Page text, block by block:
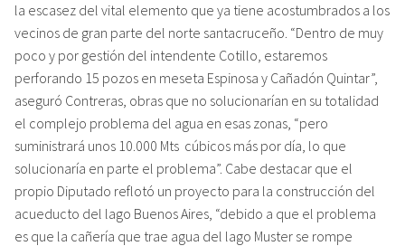
la escasez del vital elemento que ya tiene acostumbrados a los
vecinos de gran parte del norte santacruceño. “Dentro de muy
poco y por gestión del intendente Cotillo, estaremos
perforando 15 pozos en meseta Espinosa y Cañadón Quintar”,
aseguró Contreras, obras que no solucionarían en su totalidad
el complejo problema del agua en esas zonas, “pero
suministrará unos 10.000 Mts cúbicos más por día, lo que
solucionaría en parte el problema”. Cabe destacar que el
propio Diputado reflotó un proyecto para la construcción del
acueducto del lago Buenos Aires, “debido a que el problema
es que la cañería que trae agua del lago Muster se rompe